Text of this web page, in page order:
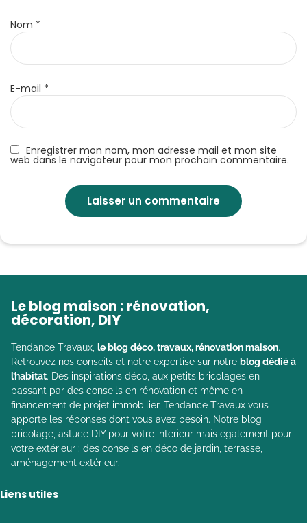
Enregistrer mon nom, mon adresse mail et mon site
web dans le navigateur pour mon prochain commentaire.
Nom *
E-mail *
Le blog maison : rénovation,
décoration, DIY
Tendance Travaux, le blog déco, travaux, rénovation maison.
Retrouvez nos conseils et notre expertise sur notre blog dédié à
l’habitat. Des inspirations déco, aux petits bricolages en
passant par des conseils en rénovation et même en
financement de projet immobilier, Tendance Travaux vous
apporte les réponses dont vous avez besoin. Notre blog
bricolage, astuce DIY pour votre intérieur mais également pour
votre extérieur : des conseils en déco de jardin, terrasse,
aménagement extérieur.
Liens utiles